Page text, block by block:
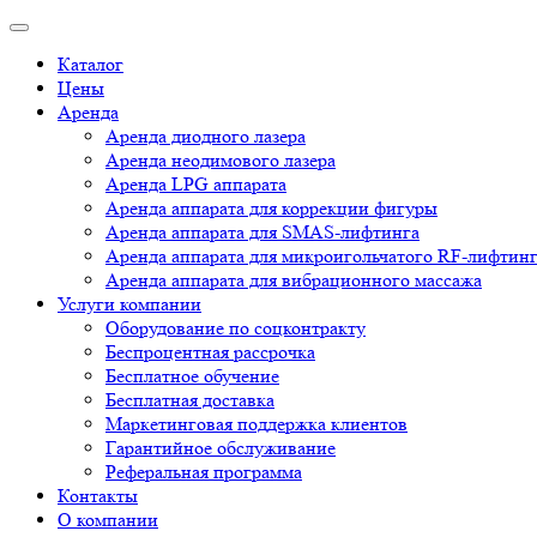
Каталог
Цены
Аренда
Аренда диодного лазера
Аренда неодимового лазера
Аренда LPG аппарата
Аренда аппарата для коррекции фигуры
Аренда аппарата для SMAS-лифтинга
Аренда аппарата для микроигольчатого RF-
Аренда аппарата для вибрационного массажа
Услуги компании
Оборудование по соцконтракту
Беспроцентная рассрочка
Бесплатное обучение
Бесплатная доставка
Маркетинговая поддержка клиентов
Гарантийное обслуживание
Реферальная программа
Контакты
О компании